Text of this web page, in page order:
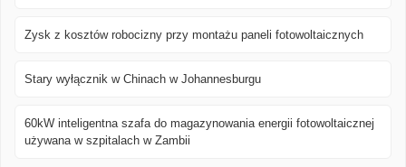
Zysk z kosztów robocizny przy montażu paneli fotowoltaicznych
Stary wyłącznik w Chinach w Johannesburgu
60kW inteligentna szafa do magazynowania energii fotowoltaicznej
używana w szpitalach w Zambii